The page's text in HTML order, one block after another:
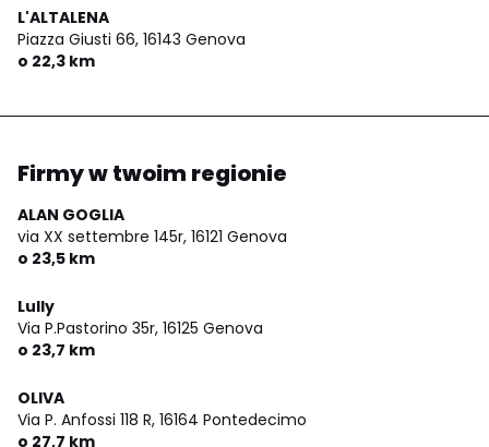
L'ALTALENA
Piazza Giusti 66, 16143 Genova
o 22,3 km
Firmy w twoim regionie
ALAN GOGLIA
via XX settembre 145r, 16121 Genova
o 23,5 km
Lully
Via P.Pastorino 35r, 16125 Genova
o 23,7 km
OLIVA
Via P. Anfossi 118 R, 16164 Pontedecimo
o 27,7 km